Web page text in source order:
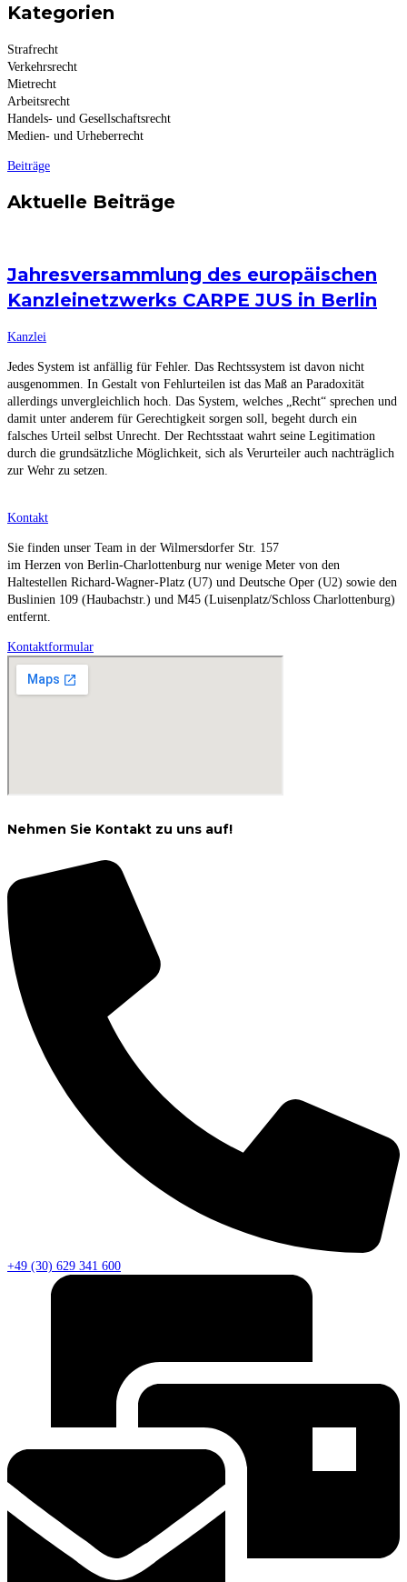
Kategorien
Strafrecht
Verkehrsrecht
Mietrecht
Arbeitsrecht
Handels- und Gesellschaftsrecht
Medien- und Urheberrecht
Beiträge
Aktuelle Beiträge
Jahresversammlung des europäischen
Kanzleinetzwerks CARPE JUS in Berlin
Kanzlei
Jedes System ist anfällig für Fehler. Das Rechtssystem ist davon nicht
ausgenommen. In Gestalt von Fehlurteilen ist das Maß an Paradoxität
allerdings unvergleichlich hoch. Das System, welches „Recht“ sprechen und
damit unter anderem für Gerechtigkeit sorgen soll, begeht durch ein
falsches Urteil selbst Unrecht. Der Rechtsstaat wahrt seine Legitimation
durch die grundsätzliche Möglichkeit, sich als Verurteiler auch nachträglich
zur Wehr zu setzen.
Kontakt
Sie finden unser Team in der Wilmersdorfer Str. 157
im Herzen von Berlin-Charlottenburg nur wenige Meter von den
Haltestellen Richard-Wagner-Platz (U7) und Deutsche Oper (U2) sowie den
Buslinien 109 (Haubachstr.) und M45 (Luisenplatz/Schloss Charlottenburg)
entfernt.
Kontaktformular
Nehmen Sie Kontakt zu uns auf!
+49 (30) 629 341 600